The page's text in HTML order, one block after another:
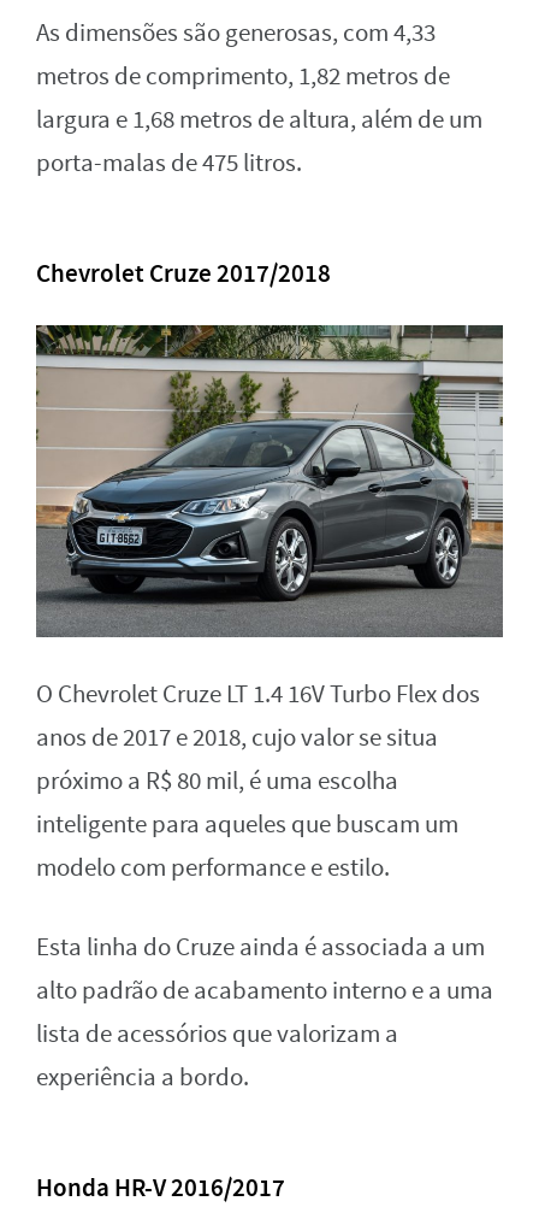
As dimensões são generosas, com 4,33
metros de comprimento, 1,82 metros de
largura e 1,68 metros de altura, além de um
porta-malas de 475 litros.
Chevrolet Cruze 2017/2018
O Chevrolet Cruze LT 1.4 16V Turbo Flex dos
anos de 2017 e 2018, cujo valor se situa
próximo a R$ 80 mil, é uma escolha
inteligente para aqueles que buscam um
modelo com performance e estilo.
Esta linha do Cruze ainda é associada a um
alto padrão de acabamento interno e a uma
lista de acessórios que valorizam a
experiência a bordo.
Honda HR-V 2016/2017